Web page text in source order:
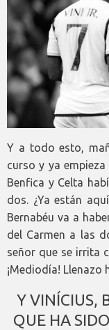
Y a todo esto,
curso y ya
Benfica y Celta
dos. ¿Ya están
Bernabéu va a
del Carmen a las
señor que se irrita
¡Mediodía! Llenazo
Y VINÍCIUS,
QUE HA